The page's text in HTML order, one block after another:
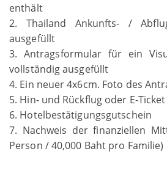
enthält
2. Thailand Ankunfts- /
ausgefüllt
3. Antragsformular für ein
vollständig ausgefüllt
4. Ein neuer 4x6cm. Foto des
5. Hin- und Rückflug oder E-
6. Hotelbestätigungsgutschein
7. Nachweis der finanziellen
Person / 40,000 Baht pro Familie)